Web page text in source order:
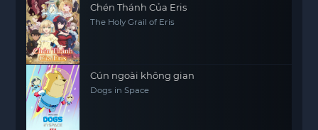
Chén Thánh Của Eris
The Holy Grail of Eris
Cún ngoài không gian
Dogs in Space